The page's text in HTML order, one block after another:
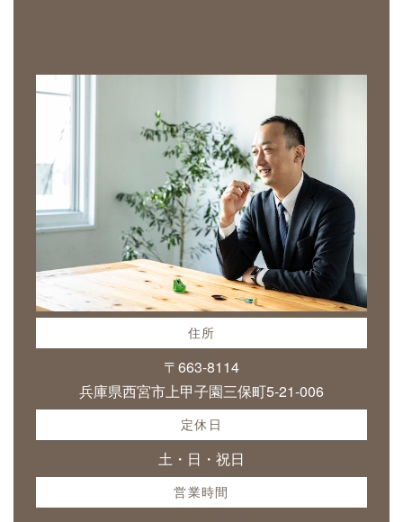
住所
〒663-8114
兵庫県西宮市上甲子園三保町5-21-006
定休日
土・日・祝日
営業時間